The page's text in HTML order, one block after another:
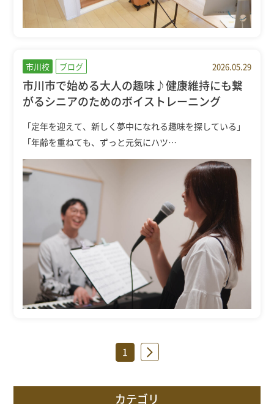
市川校 ブログ 2026.05.29
市川市で始める大人の趣味♪健康維持にも繋
がるシニアのためのボイストレーニング
「定年を迎えて、新しく夢中になれる趣味を探している」
「年齢を重ねても、ずっと元気にハツ…
1 »
カテゴリ